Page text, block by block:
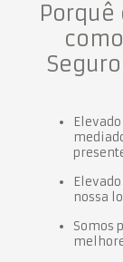
Porquê
nossa
Somos